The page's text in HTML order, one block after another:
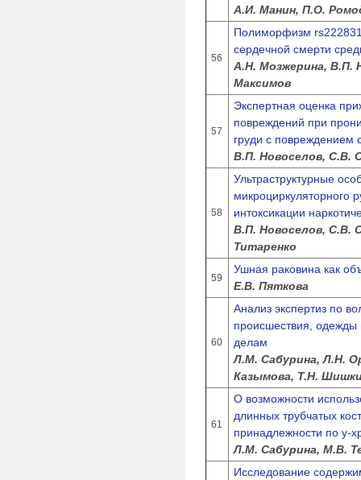
А.И. Манин, П.О.
56
Полиморфизм
сердечной смерти
А.Н. Мозжерина, В.П.
Максимов
57
Экспертная оценка
повреждений при
груди с повреждением
В.П. Новоселов, С.В.
58
Ультраструктурные
микроциркуляторного
интоксикации
В.П. Новоселов, С.В.
Титаренко
59
Ушная раковина как
Е.В. Пяткова
60
Анализ экспертиз по
происшествия, одежды
делам
Л.М. Сабурина, Л.Н.
Казымова, Т.Н.
61
О возможности
длинных трубчатых
принадлежности по y-
Л.М. Сабурина, М.В.
Исследование